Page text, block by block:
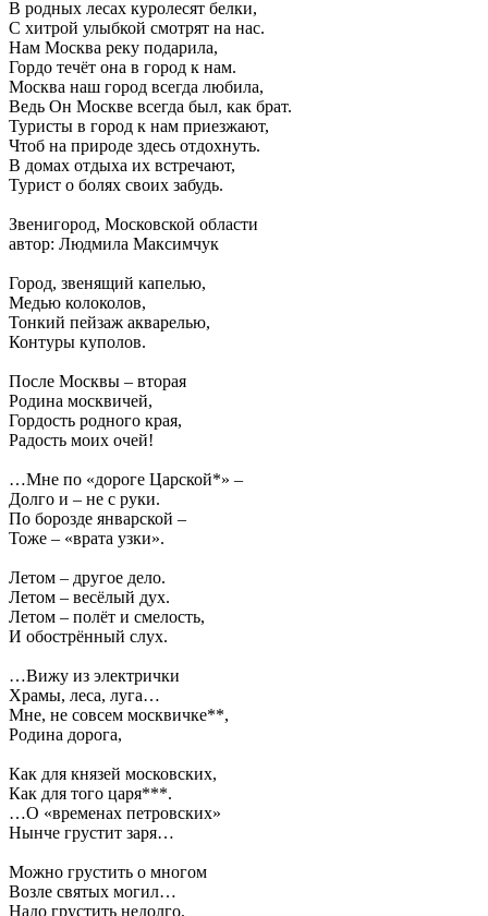
В родных лесах куролесят белки,
С хитрой улыбкой смотрят на нас.
Нам Москва реку подарила,
Гордо течёт она в город к нам.
Москва наш город всегда любила,
Ведь Он Москве всегда был, как брат.
Туристы в город к нам приезжают,
Чтоб на природе здесь отдохнуть.
В домах отдыха их встречают,
Турист о болях своих забудь.
Звенигород, Московской области
автор: Людмила Максимчук
Город, звенящий капелью,
Медью колоколов,
Тонкий пейзаж акварелью,
Контуры куполов.
После Москвы – вторая
Родина москвичей,
Гордость родного края,
Радость моих очей!
…Мне по «дороге Царской*» –
Долго и – не с руки.
По борозде январской –
Тоже – «врата узки».
Летом – другое дело.
Летом – весёлый дух.
Летом – полёт и смелость,
И обострённый слух.
…Вижу из электрички
Храмы, леса, луга…
Мне, не совсем москвичке**,
Родина дорога,
Как для князей московских,
Как для того царя***.
…О «временах петровских»
Нынче грустит заря…
Можно грустить о многом
Возле святых могил…
Надо грустить недолго,